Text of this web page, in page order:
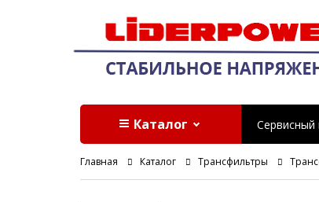
Каталог Сервисный
Главная Каталог Трансфильтры